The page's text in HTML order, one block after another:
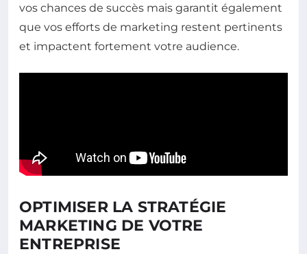
vos chances de succès mais garantit également
que vos efforts de marketing restent pertinents
et impactent fortement votre audience.
OPTIMISER LA STRATÉGIE
MARKETING DE VOTRE
ENTREPRISE